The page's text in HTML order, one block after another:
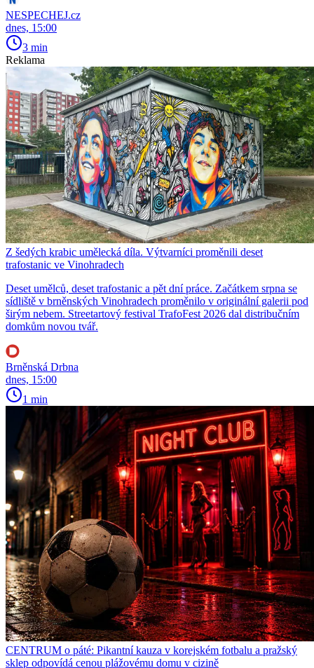
NESPECHEJ.cz
dnes, 15:00
3 min
Reklama
Z šedých krabic umělecká díla. Výtvarníci proměnili deset
trafostanic ve Vinohradech
Deset umělců, deset trafostanic a pět dní práce. Začátkem srpna se
sídliště v brněnských Vinohradech proměnilo v originální galerii pod
širým nebem. Streetartový festival TrafoFest 2026 dal distribučním
domkům novou tvář.
Brněnská Drbna
dnes, 15:00
1 min
CENTRUM o páté: Pikantní kauza v korejském fotbalu a pražský
sklep odpovídá cenou plážovému domu v cizině